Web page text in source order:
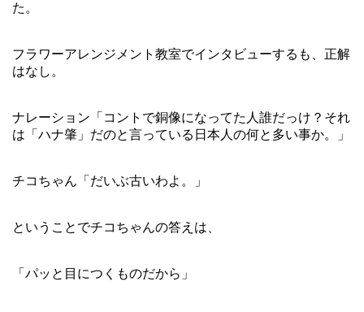
た。
フラワーアレンジメント教室でインタビューするも、正解
はなし。
ナレーション「コントで銅像になってた人誰だっけ？それ
は「ハナ肇」だのと言っている日本人の何と多い事か。」
チコちゃん「だいぶ古いわよ。」
ということでチコちゃんの答えは、
「パッと目につくものだから」